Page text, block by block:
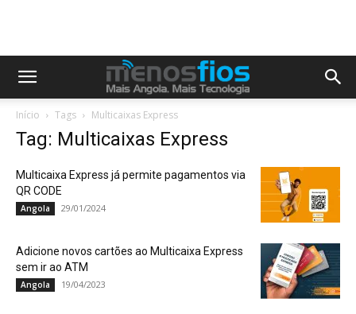
Início Tags Multicaixas Express
Tag: Multicaixas Express
Multicaixa Express já permite pagamentos via
QR CODE
Angola 29/01/2024
Adicione novos cartões ao Multicaixa Express
sem ir ao ATM
Angola 19/04/2023